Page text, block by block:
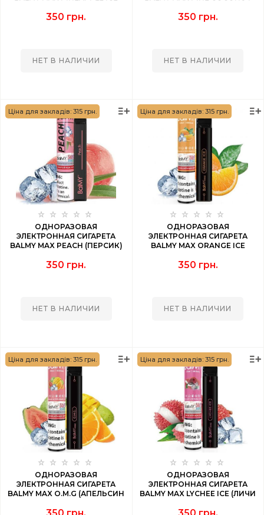
350 грн.
НЕТ В НАЛИЧИИ
350 грн.
НЕТ В НАЛИЧИИ
Ціна для закладів: 315 грн.
ОДНОРАЗОВАЯ
ЭЛЕКТРОННАЯ СИГАРЕТА
BALMY MAX PEACH (ПЕРСИК)
350 грн.
НЕТ В НАЛИЧИИ
Ціна для закладів: 315 грн.
ОДНОРАЗОВАЯ
ЭЛЕКТРОННАЯ СИГАРЕТА
BALMY MAX ORANGE ICE
350 грн.
НЕТ В НАЛИЧИИ
Ціна для закладів: 315 грн.
ОДНОРАЗОВАЯ
ЭЛЕКТРОННАЯ СИГАРЕТА
BALMY MAX O.M.G (АПЕЛЬСИН
Ціна для закладів: 315 грн.
ОДНОРАЗОВАЯ
ЭЛЕКТРОННАЯ СИГАРЕТА
BALMY MAX LYCHEE ICE (ЛИЧИ